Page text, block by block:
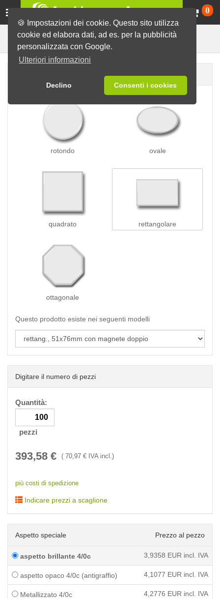
🍪 Impostazioni dei cookie. Questo sito utilizza
cookie ed elabora dati, ad es. per la pubblicità
personalizzata con Google.
Ulteriori informazioni
Declino Consenti i cookies
0
Spille Spille magnetiche per i vestiti
rotondo ovale
quadrato rettangolare
ottagonale
Questo prodotto esiste nei seguenti modelli
Digitare il numero di pezzi
Quantità:
pezzi
393,58 € ( 70,97 € IVA incl.)
più costi di spedizione
Indicare prezzi a scaglione
Aspetto speciale Prezzo al pezzo
aspetto brillante 4/0c 3,9358 EUR incl. IVA
aspetto opaco 4/0c (antigraffio) 4,1077 EUR incl. IVA
Metallizzato 4/0c 4,2776 EUR incl. IVA